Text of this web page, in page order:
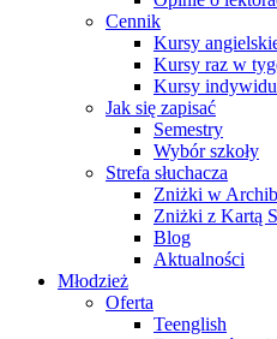
Cennik
Kursy
Kursy raz w
Kursy
Jak się zapisać
Semestry
Wybór szkoły
Strefa słuchacza
Zniżki w
Zniżki z Kartą
Blog
Aktualności
Młodzież
Oferta
Teenglish